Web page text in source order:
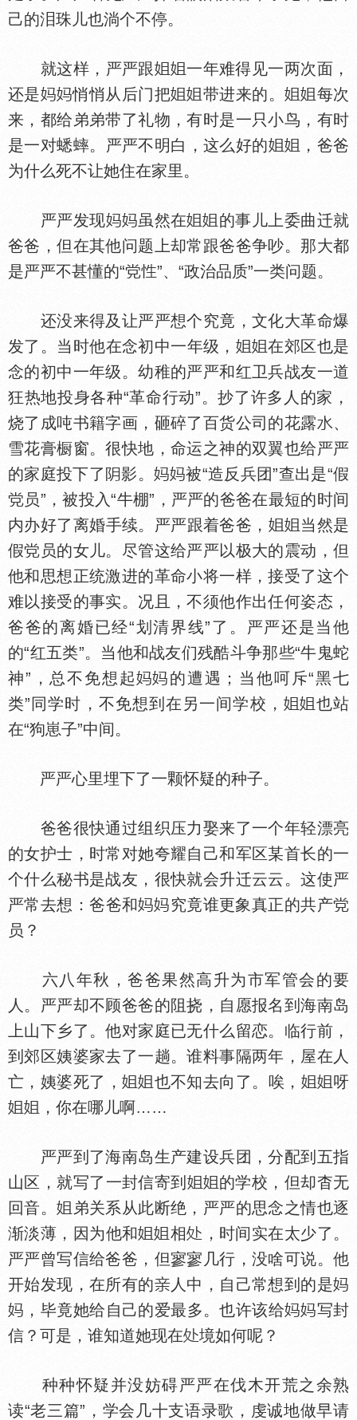
己的泪珠儿也淌个不停。
就这样，严严跟
一年难得见一两次面，
还是
悄悄从后门把 带进来的。
每次
来，都给弟弟带了礼物，有时是一只小鸟，有时
是一对蟋蟀。严严不明白，这么好的
，爸爸
为什么死不让她住在家里。
严严发现 虽然在
的事儿上委曲迁就
爸爸，但在其他问题上却常跟爸爸争吵。那大都
是严严不甚懂的“
”、“政治品质”一类问题。
还没来得及让严严想个究竟，文化大革命爆
发了。当时他在念初中一年级，
在郊区也是
念的初中一年级。幼稚的严严和红卫兵战友一道
狂热地投身各种“革命行动”。抄了许多人的家，
烧了成吨书籍字画，砸碎了百货公司的花露
、
雪花膏橱窗。很快地，命运之神的双翼也给严严
的家庭投下了
影。
被“造反兵团”查出是“假
员”，被投入“牛棚”，严严的爸爸在最短的时间
内办好了离婚手续。严严跟着爸爸，
当然是
假
员的女儿。尽管这给严严以极大的震动，但
他和思想正统激进的革命小将一样，接受了这个
难以接受的事实。况且，不须他作出任何姿态，
爸爸的离婚已经“划清界线”了。严严还是当他
的“红五类”。当他和战友们残酷斗争那些“牛鬼蛇
神”，总不免想起
的遭遇；当他呵斥“黑七
类”同学时，不免想到在另一间学校，
也站
在“狗崽子”中间。
严严心里埋下了一颗怀疑的种子。
爸爸很快通过组织压力娶来了一个年轻漂亮
的女护士，时常对她夸耀自己和军区某首长的一
个什么秘书是战友，很快就会升迁云云。这使严
严常去想：爸爸和
究竟谁更象真正的共产
员？
六八年秋，爸爸果然高升为市军管会的要
人。严严却不顾爸爸的阻挠，自愿报名到海南岛
上山下乡了。他对家庭已无什么留恋。临行前，
到郊区姨婆家去了一趟。谁料事隔两年，屋在人
亡，姨婆死了，
也不知去向了。唉，
呀
，你在哪儿啊……
严严到了海南岛生产建设兵团，分配到五指
山区，就写了一封信寄到
的学校，但却杳无
回音。
弟关系从此断绝，严严的思念之情也逐
渐淡薄，因为他和
相
，时间实在太少了。
严严曾写信给爸爸，但寥寥几行，没啥可说。他
开始发现，在所有的
人中，自己常想到的是
，毕竟她给自己的爱最多。也许该给
写封
信？可是，谁知道她现在
境如何呢？
种种怀疑并没妨碍严严在伐木开荒之余熟
读“老三篇”，学会几十支语录歌，虔诚地做早请